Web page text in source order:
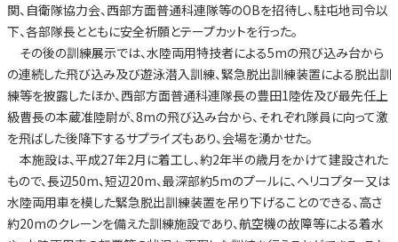
関、自衛隊協力会、西部方面普通科連隊等のOBを招待し、駐屯地司令以
下、各部隊長とともに安全祈願とテープカットを行った。
その後の訓練展示では、水陸両用特技者による5mの飛び込み台から
の連続した飛び込み及び遊泳潜入訓練、緊急脱出訓練装置による脱出訓
練等を披露したほか、西部方面普通科連隊長の豊田1陸佐及び最先任上
級曹長の本蔵准陸尉が、8mの飛び込み台から、それぞれ隊員に向って激
を飛ばした後降下するサプライズもあり、会場を湧かせた。
本施設は、平成27年2月に着工し、約2年半の歳月をかけて建設された
もので、長辺50m、短辺20m、最深部約5mのプールに、ヘリコプター又は
水陸両用車を模した緊急脱出訓練装置を吊り下げることのできる、高さ
約20mのクレーンを備えた訓練施設であり、航空機の故障等による着水